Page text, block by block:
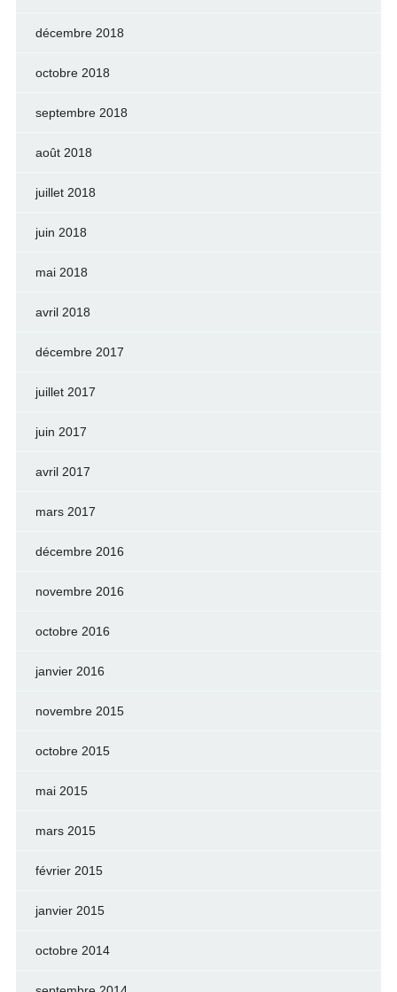
décembre 2018
octobre 2018
septembre 2018
août 2018
juillet 2018
juin 2018
mai 2018
avril 2018
décembre 2017
juillet 2017
juin 2017
avril 2017
mars 2017
décembre 2016
novembre 2016
octobre 2016
janvier 2016
novembre 2015
octobre 2015
mai 2015
mars 2015
février 2015
janvier 2015
octobre 2014